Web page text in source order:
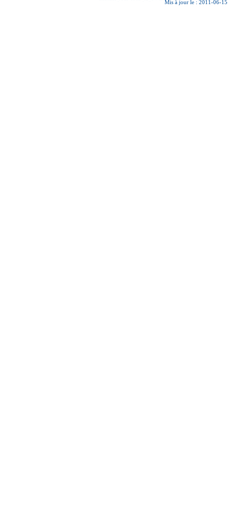
Mis à jour le : 2011-06-15